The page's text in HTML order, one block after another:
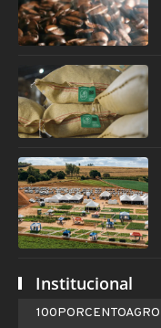
Institucional
100PORCENTOAGRO